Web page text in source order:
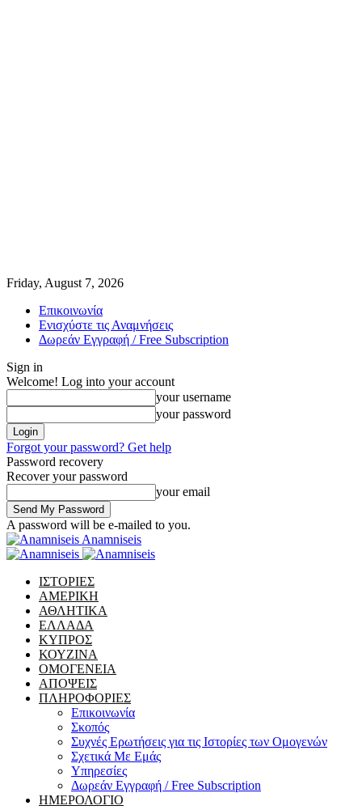
Friday, August 7, 2026
Επικοινωνία
Ενισχύστε τις Αναμνήσεις
Δωρεάν Εγγραφή / Free Subscription
Sign in
Welcome! Log into your account
your username
your password
Forgot your password? Get help
Password recovery
Recover your password
your email
A password will be e-mailed to you.
Anamniseis
ΙΣΤΟΡΙΕΣ
ΑΜΕΡΙΚΗ
ΑΘΛΗΤΙΚΑ
ΕΛΛΑΔΑ
ΚΥΠΡΟΣ
ΚΟΥΖΙΝΑ
ΟΜΟΓΕΝΕΙΑ
ΑΠΟΨΕΙΣ
ΠΛΗΡΟΦΟΡΙΕΣ
Επικοινωνία
Σκοπός
Συχνές Ερωτήσεις για τις Ιστορίες των Ομογενών
Σχετικά Με Εμάς
Υπηρεσίες
Δωρεάν Εγγραφή / Free Subscription
ΗΜΕΡΟΛΟΓΙΟ